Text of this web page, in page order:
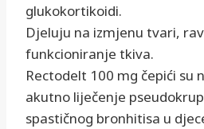
glukokortikoidi.
Djeluju na izmjenu tvari,
funkcioniranje tkiva.
Rectodelt 100 mg čepići su
akutno liječenje
spastičnog bronhitisa u